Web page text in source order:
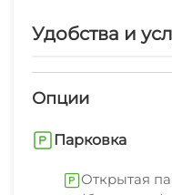
Удобства и
Опции
Парковка
Открытая